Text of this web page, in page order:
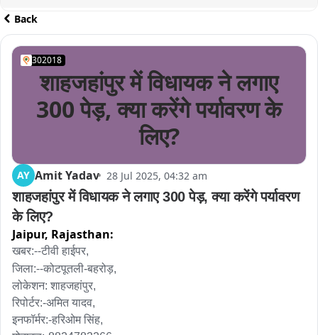
Back
302018
शाहजहांपुर में विधायक ने लगाए
300 पेड़, क्या करेंगे पर्यावरण के
लिए?
AY Amit Yadav 28 Jul 2025, 04:32 am
शाहजहांपुर में विधायक ने लगाए 300 पेड़, क्या करेंगे पर्यावरण
के लिए?
Jaipur, Rajasthan:
खबर:--टीवी हाईपर,
जिला:--कोटपूतली-बहरोड़,
लोकेशन: शाहजहांपुर,
रिपोर्टर:-अमित यादव,
इनफॉर्मर:-हरिओम सिंह,